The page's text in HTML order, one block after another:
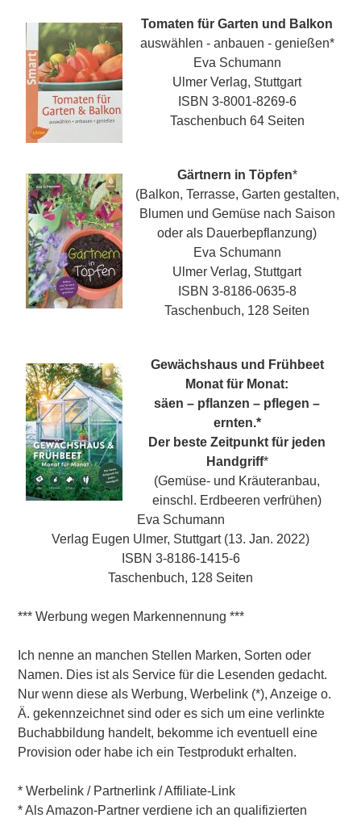
Tomaten für Garten und Balkon
auswählen - anbauen - genießen*
Eva Schumann
Ulmer Verlag, Stuttgart
ISBN 3-8001-8269-6
Taschenbuch 64 Seiten
Gärtnern in Töpfen*
(Balkon, Terrasse, Garten gestalten,
Blumen und Gemüse nach Saison
oder als Dauerbepflanzung)
Eva Schumann
Ulmer Verlag, Stuttgart
ISBN 3-8186-0635-8
Taschenbuch, 128 Seiten
Gewächshaus und Frühbeet
Monat für Monat:
säen – pflanzen – pflegen –
ernten.*
Der beste Zeitpunkt für jeden
Handgriff*
(Gemüse- und Kräuteranbau,
einschl. Erdbeeren verfrühen)
Eva Schumann
Verlag Eugen Ulmer, Stuttgart (13. Jan. 2022)
ISBN 3-8186-1415-6
Taschenbuch, 128 Seiten
*** Werbung wegen Markennennung ***
Ich nenne an manchen Stellen Marken, Sorten oder
Namen. Dies ist als Service für die Lesenden gedacht.
Nur wenn diese als Werbung, Werbelink (*), Anzeige o.
Ä. gekennzeichnet sind oder es sich um eine verlinkte
Buchabbildung handelt, bekomme ich eventuell eine
Provision oder habe ich ein Testprodukt erhalten.
* Werbelink / Partnerlink / Affiliate-Link
* Als Amazon-Partner verdiene ich an qualifizierten